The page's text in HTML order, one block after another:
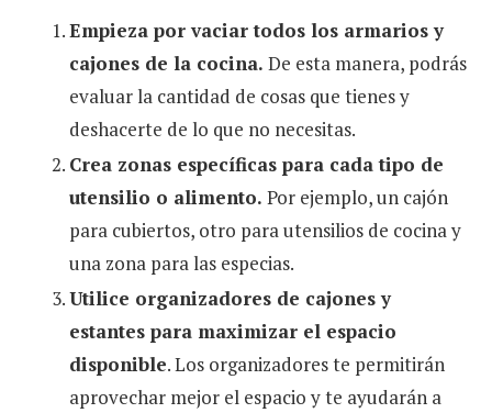
Empieza por vaciar todos los armarios y
cajones de la cocina. De esta manera, podrás
evaluar la cantidad de cosas que tienes y
deshacerte de lo que no necesitas.
Crea zonas específicas para cada tipo de
utensilio o alimento. Por ejemplo, un cajón
para cubiertos, otro para utensilios de cocina y
una zona para las especias.
Utilice organizadores de cajones y
estantes para maximizar el espacio
disponible. Los organizadores te permitirán
aprovechar mejor el espacio y te ayudarán a